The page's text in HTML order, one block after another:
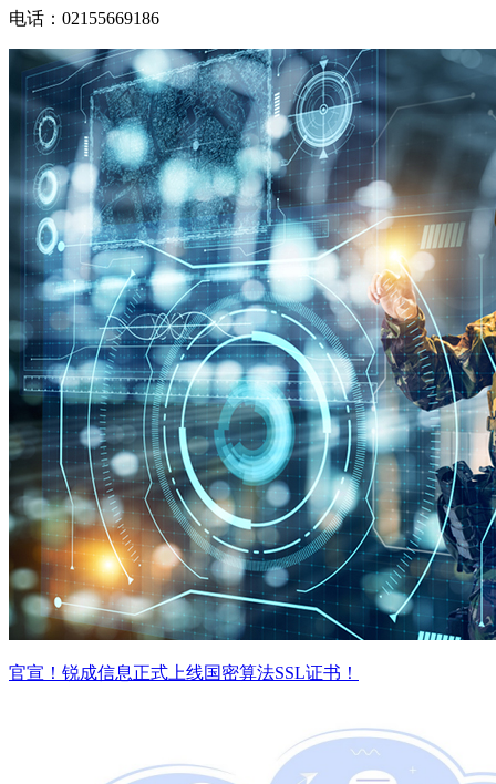
电话：02155669186
官宣！锐成信息正式上线国密算法SSL证书！